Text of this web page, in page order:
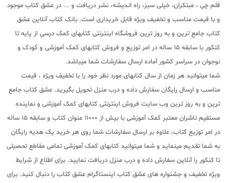
قلم چی ، مبتکران، خیلی سبز، راه اندیشه، نشر دریافت و ... در عشق کتاب موجود
و با قیمت مناسب و تخفیف ویژه قابل خریداری است. بانک کتاب آنلاین عشق
کتاب جامع ترین و به روز ترین فروشگاه اینترنتی کتابهای کمک درسی از پایه تا
کنکور با سابقه 15 ساله در امر توزیع و فروش کتابهای کمک آموزشی و کودک و
نوجوان در سراسر کشور آماده ارسال سفارشات شما میباشد.
شما میتوانید هر زمان از سال کتابهای مورد نظر خود را با تخفیف ویژه ، قیمت
مناسب و ارسال رایگان سفارش داده و درب منزل تحویل بگیرید. عشق کتاب جامع
ترین و به روز ترین وب سایت فروش اینترنتی کتابهای کمک آموزشی و نماینده
مستقیم ناشران معتبر کمک آموزشی با بیش از 11000 عنوان کتاب و سابقه 15 ساله
در امر توزیع کتاب، علاوه بر ارسال سفارشات شما روی هر خرید یک هدیه رایگان
به شما تقدیم مینماید و شما میتوانید کتابهای کمک آموزشی تمامی مقاطع تحصیلی
تا کنکور را آنلاین سفارش داده و درب منزل دریافت نمایید. برای اطلاع از شرایط
ویژه تخفیف و جشنواره های عشق کتاب اینستاگرام عشق کتاب را دنبال کنید. برای